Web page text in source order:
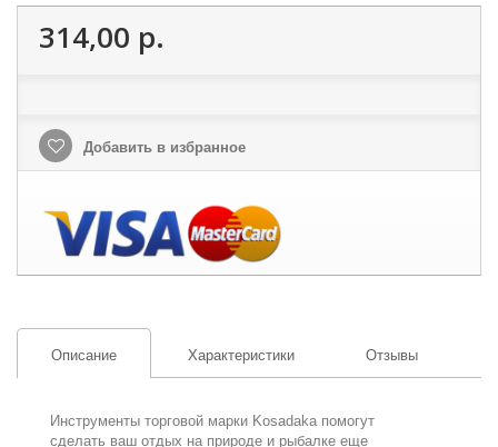
314,00 р.
Добавить в избранное
Описание Характеристики Отзывы
Инструменты торговой марки Kosadaka помогут
сделать ваш отдых на природе и рыбалке еще